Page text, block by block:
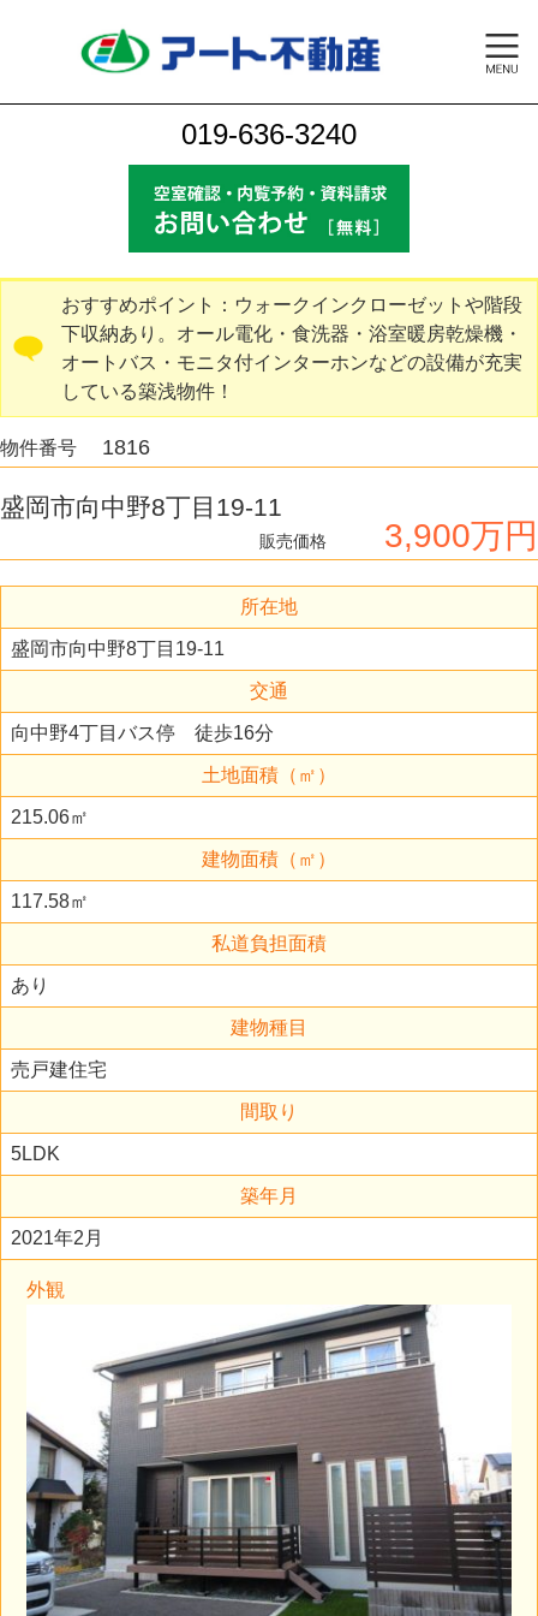
019-636-3240
おすすめポイント：ウォークインクローゼットや階段
下収納あり。オール電化・食洗器・浴室暖房乾燥機・
オートバス・モニタ付インターホンなどの設備が充実
している築浅物件！
物件番号 1816
盛岡市向中野8丁目19-11
販売価格 3,900万円
所在地
盛岡市向中野8丁目19-11
交通
向中野4丁目バス停 徒歩16分
土地面積（㎡）
215.06㎡
建物面積（㎡）
117.58㎡
私道負担面積
あり
建物種目
売戸建住宅
間取り
5LDK
築年月
2021年2月
外観